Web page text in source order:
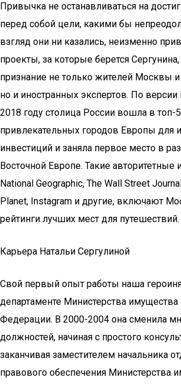
Привычка не останавливаться на
перед собой цели, какими бы
взгляд они ни казались, неизменно
проекты, за которые берется
признание не только жителей Москвы и
но и иностранных экспертов. По версии
2018 году столица России вошла в топ-
привлекательных городов Европы для
инвестиций и заняла первое место в
Восточной Европе. Такие авторитетные
National Geographic, The Wall Street
Planet, Instаgram и другие, включают
рейтинги лучших мест для путешествий.
Карьера Натальи Сергулиной
Свой первый опыт работы наша
департаменте Министерства имущества
Федерации. В 2000-2004 она сменила
должностей, начиная с простого
заканчивая заместителем начальника
правового обеспечения Министерства